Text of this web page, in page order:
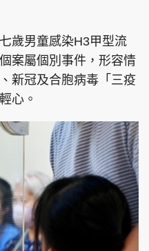
歲男童感染H3甲型流
案屬個別事件，形容情
新冠及合胞病毒「三疫
心。